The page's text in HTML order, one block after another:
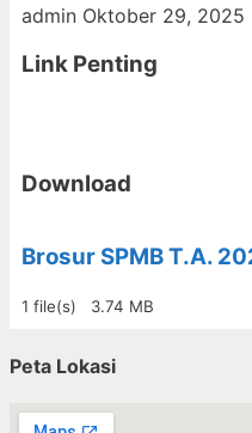
admin Oktober 29, 2025
Link Penting
Download
Brosur SPMB T.A.
1 file(s) 3.74 MB
Peta Lokasi